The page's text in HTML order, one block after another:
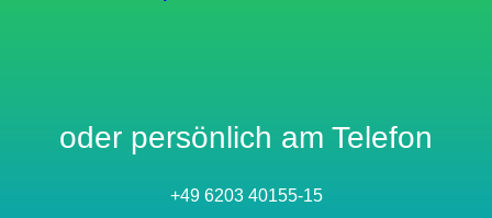
oder persönlich am Telefon
+49 6203 40155-15